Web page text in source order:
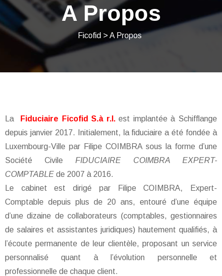
A Propos
Ficofid > A Propos
La Fiduciaire Ficofid S.à r.l. est implantée à Schifflange
depuis janvier 2017. Initialement, la fiduciaire a été fondée à
Luxembourg-Ville par Filipe COIMBRA sous la forme d’une
Société Civile FIDUCIAIRE COIMBRA EXPERT-
COMPTABLE de 2007 à 2016.
Le cabinet est dirigé par Filipe COIMBRA, Expert-
Comptable depuis plus de 20 ans, entouré d’une équipe
d’une dizaine de collaborateurs (comptables, gestionnaires
de salaires et assistantes juridiques) hautement qualifiés, à
l’écoute permanente de leur clientèle, proposant un service
personnalisé quant à l’évolution personnelle et
professionnelle de chaque client.